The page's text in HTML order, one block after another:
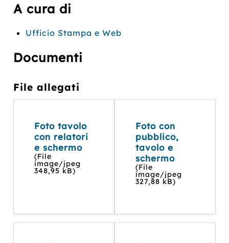
A cura di
Ufficio Stampa e Web
Documenti
File allegati
Foto tavolo
con relatori
e schermo
(File
image/jpeg
348,95 kB)
Foto con
pubblico,
tavolo e
schermo
(File
image/jpeg
327,88 kB)